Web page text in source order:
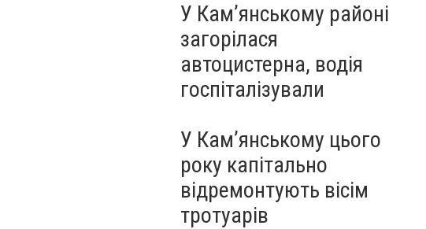
У Кам’янському районі
загорілася
автоцистерна, водія
госпіталізували
У Кам’янському цього
року капітально
відремонтують вісім
тротуарів